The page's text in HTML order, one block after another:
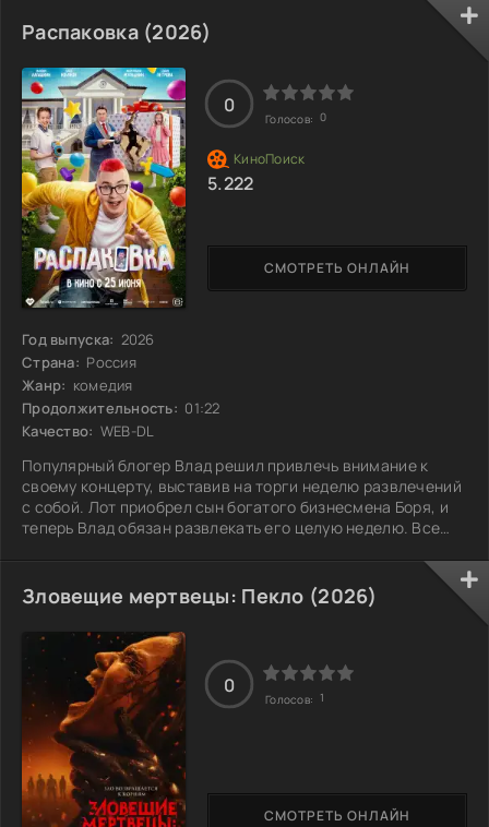
Но на их пути стоит злая волшебница Гордея, которая
тоже охотится за этими предметами, чтобы разбудить
древнее зло. Удастся ли им опередить её и защитить мир
от надвигающейся угрозы?
Распаковка (2026)
Год выпуска: 2026
Страна: Россия
Жанр: комедия
Продолжительность: 01:22
Качество: WEB-DL
Популярный блогер Влад решил привлечь внимание к
своему концерту, выставив на торги неделю развлечений
с собой. Лот приобрел сын богатого бизнесмена Боря, и
теперь Влад обязан развлекать его целую неделю. Все
штрафы, и Влад решает, что лучший способ сбежать от
этой ситуации — разозлить Борю и превратить его жизнь в
видеоблог. Однако Боря не собирается сдаваться и
начинает устраивать Владу все новые испытания. Что из
этого получится и как Влад
СМОТРЕТЬ ОНЛАЙН
0
Голосов: 0
5.222
Зловещие мертвецы: Пекло (2026)
СМОТРЕТЬ ОНЛАЙН
0
Голосов: 1